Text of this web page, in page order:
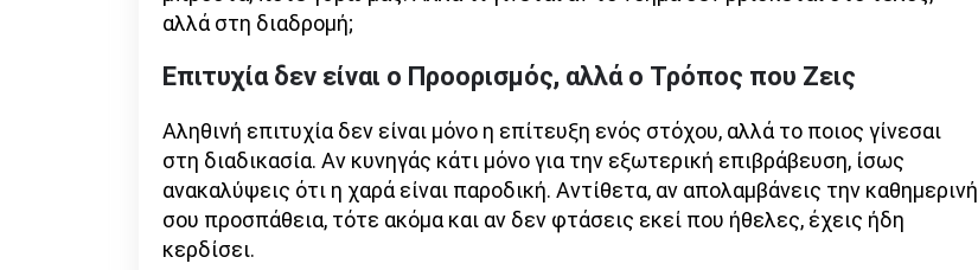
αλλά στη διαδρομή;
Επιτυχία δεν είναι ο Προορισμός, αλλά ο Τρόπος που Ζεις
Αληθινή επιτυχία δεν είναι μόνο η επίτευξη ενός στόχου, αλλά το ποιος γίνεσαι
στη διαδικασία. Αν κυνηγάς κάτι μόνο για την εξωτερική επιβράβευση, ίσως
ανακαλύψεις ότι η χαρά είναι παροδική. Αντίθετα, αν απολαμβάνεις την καθημερινή
σου προσπάθεια, τότε ακόμα και αν δεν φτάσεις εκεί που ήθελες, έχεις ήδη
κερδίσει.